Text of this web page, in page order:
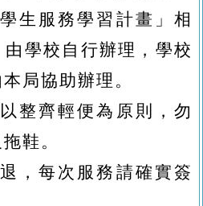
生服務學習計畫」相
學校自行辦理，學校
局協助辦理。
整齊輕便為原則，勿
鞋。
，每次服務請確實簽